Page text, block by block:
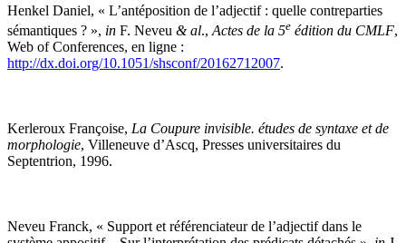
Henkel Daniel, « L’antéposition de l’adjectif : quelle contreparties
sémantiques ? », in F. Neveu & al., Actes de la 5e édition du CMLF,
Web of Conferences, en ligne :
http://dx.doi.org/10.1051/shsconf/20162712007.
Kerleroux Françoise, La Coupure invisible. études de syntaxe et de
morphologie, Villeneuve d’Ascq, Presses universitaires du
Septentrion, 1996.
Neveu Franck, « Support et référenciateur de l’adjectif dans le